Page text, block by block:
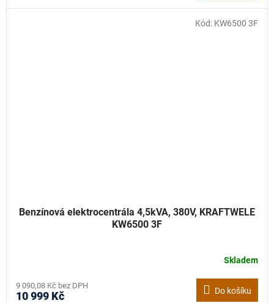
Benzínová elektrocentrála 4,5kVA, 380V, KRAFTWELE
KW6500 3F
Skladem
9 090,08 Kč bez DPH
10 999 Kč Do košíku
Kód: KW6500 3F